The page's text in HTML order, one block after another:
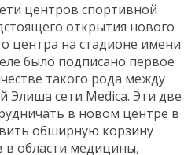
центров спортивной
открытия нового
центра на стадионе имени
было подписано первое
такого рода между
Элиша сети Medica. Эти две
в новом центре в
обширную корзину
в области медицины,